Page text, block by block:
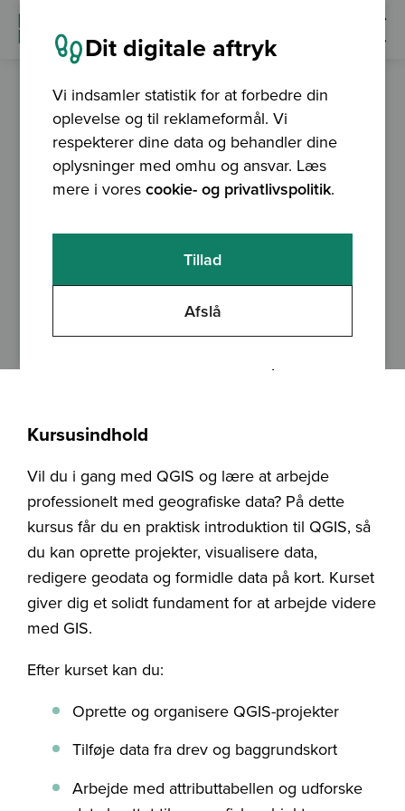
Dit digitale aftryk
Vi indsamler statistik for at forbedre din
oplevelse og til reklameformål. Vi
respekterer dine data og behandler dine
oplysninger med omhu og ansvar. Læs
mere i vorescookie- og privatlivspolitik.
Afslå
Tillad
24. november 2026
Introduktion til QGIS
TIDSPUNKT VARIGHED
7 t
4800 kr ekskl. moms (inkl. bidrag til QGIS)
STED KURSUSANSVARLIG
Kursusindhold
Vil du i gang med QGIS og lære at arbejde
professionelt med geografiske data? På dette
kursus får du en praktisk introduktion til QGIS, så
du kan oprette projekter, visualisere data,
redigere geodata og formidle data på kort. Kurset
giver dig et solidt fundament for at arbejde videre
med GIS.
Efter kurset kan du:
Oprette og organisere QGIS-projekter
Tilføje data fra drev og baggrundskort
Arbejde med attributtabellen og udforske